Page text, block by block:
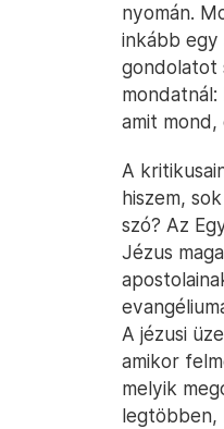
nyomán.
inkább egy
gondolatot
amit
A
hiszem,
szó? Az
Jézus
A jézusi
amikor
melyik
legtöbben,